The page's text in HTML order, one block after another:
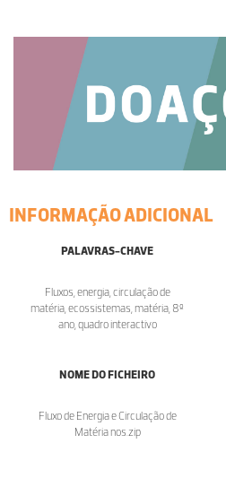
INFORMAÇÃO ADICIONAL
PALAVRAS-CHAVE
Fluxos, energia, circulação de
matéria, ecossistemas, matéria, 8º
ano, quadro interactivo
NOME DO FICHEIRO
Fluxo de Energia e Circulação de
Matéria nos.zip